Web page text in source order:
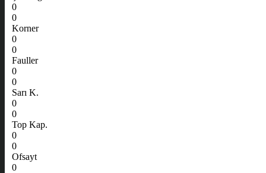
0
0
Korner
0
0
Fauller
0
0
Sarı K.
0
0
Top Kap.
0
0
Ofsayt
0